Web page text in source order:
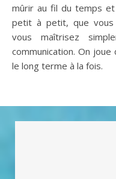
mûrir au fil du temps
petit à petit, que
vous maîtrisez
communication. On
le long terme à la fois.